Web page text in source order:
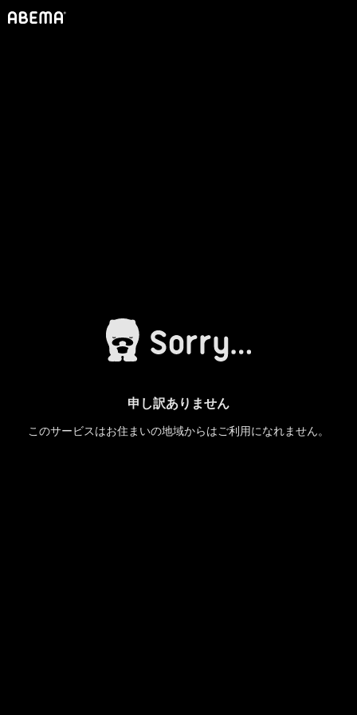
申し訳ありません
このサービスはお住まいの地域からはご利用になれません。